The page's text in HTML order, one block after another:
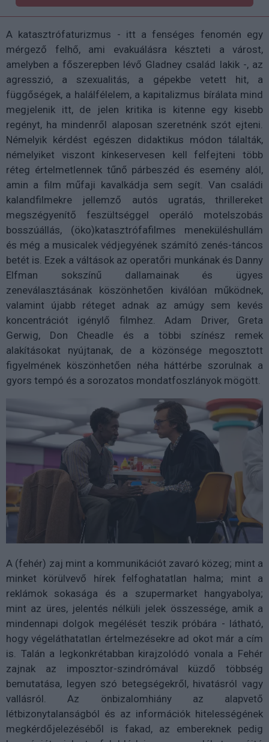
A katasztrófaturizmus - itt a fenséges fenomén egy
mérgező felhő, ami evakuálásra készteti a várost,
amelyben a főszerepben lévő Gladney család lakik -, az
agresszió, a szexualitás, a gépekbe vetett hit, a
függőségek, a halálfélelem, a kapitalizmus bírálata mind
megjelenik itt, de jelen kritika is kitenne egy kisebb
regényt, ha mindenről alaposan szeretnénk szót ejteni.
Némelyik kérdést egészen didaktikus módon tálalták,
némelyiket viszont kínkeservesen kell felfejteni több
réteg értelmetlennek tűnő párbeszéd és esemény alól,
amin a film műfaji kavalkádja sem segít. Van családi
kalandfilmekre jellemző autós ugratás, thrillereket
megszégyenítő feszültséggel operáló motelszobás
bosszúállás, (öko)katasztrófafilmes meneküléshullám
és még a musicalek védjegyének számító zenés-táncos
betét is. Ezek a váltások az operatőri munkának és Danny
Elfman sokszínű dallamainak és ügyes
zeneválasztásának köszönhetően kiválóan működnek,
valamint újabb réteget adnak az amúgy sem kevés
koncentrációt igénylő filmhez. Adam Driver, Greta
Gerwig, Don Cheadle és a többi színész remek
alakításokat nyújtanak, de a közönsége megosztott
figyelmének köszönhetően néha háttérbe szorulnak a
gyors tempó és a sorozatos mondatfoszlányok mögött.
A (fehér) zaj mint a kommunikációt zavaró közeg; mint a
minket körülvevő hírek felfoghatatlan halma; mint a
reklámok sokasága és a szupermarket hangyabolya;
mint az üres, jelentés nélküli jelek összessége, amik a
mindennapi dolgok megélését teszik próbára - látható,
hogy végeláthatatlan értelmezésekre ad okot már a cím
is. Talán a legkonkrétabban kirajzolódó vonala a Fehér
zajnak az imposztor-szindrómával küzdő többség
bemutatása, legyen szó betegségekről, hivatásról vagy
vallásról. Az önbizalomhiány az alapvető
létbizonytalanságból és az információk hitelességének
megkérdőjelezéséből is fakad, az embereknek pedig